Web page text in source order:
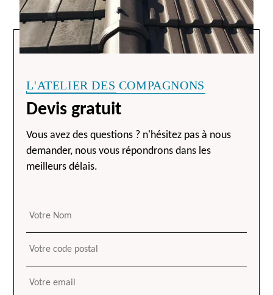
L'ATELIER DES COMPAGNONS
Devis gratuit
Vous avez des questions ? n'hésitez pas à nous
demander, nous vous répondrons dans les
meilleurs délais.